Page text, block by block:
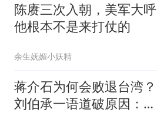
陈赓三次入朝，美军大呼
他根本不是来打仗的
余生妩媚小妖精
蒋介石为何会败退台湾？
刘伯承一语道破原因：在